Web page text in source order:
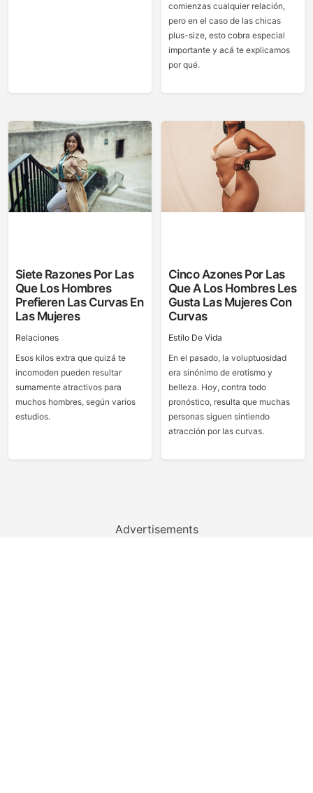
comienzas cualquier relación,
pero en el caso de las chicas
plus-size, esto cobra especial
importante y acá te explicamos
por qué.
Siete Razones Por Las
Que Los Hombres
Prefieren Las Curvas En
Las Mujeres
Relaciones
Esos kilos extra que quizá te
incomoden pueden resultar
sumamente atractivos para
muchos hombres, según varios
estudios.
Cinco Azones Por Las
Que A Los Hombres Les
Gusta Las Mujeres Con
Curvas
Estilo De Vida
En el pasado, la voluptuosidad
era sinónimo de erotismo y
belleza. Hoy, contra todo
pronóstico, resulta que muchas
personas siguen sintiendo
atracción por las curvas.
Advertisements